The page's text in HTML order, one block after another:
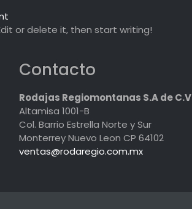
Helloor delete it, then start writing!
Contacto
Rodajas Regiomontanas S.A de C.V
Altamisa 1001-B
Col. Barrio Estrella Norte y Sur
Monterrey Nuevo Leon CP 64102
ventas@rodaregio.com.mx